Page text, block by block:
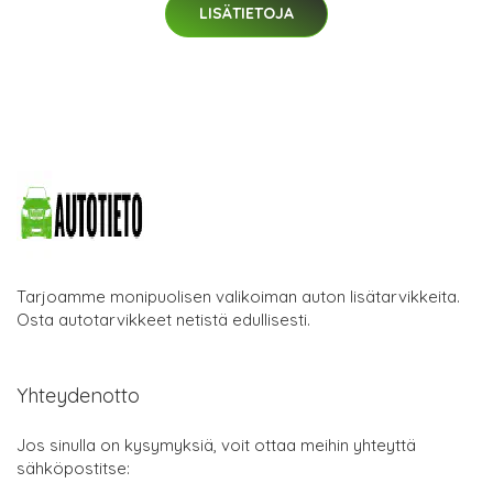
LISÄTIETOJA
Tarjoamme monipuolisen valikoiman auton lisätarvikkeita.
Osta autotarvikkeet netistä edullisesti.
Yhteydenotto
Jos sinulla on kysymyksiä, voit ottaa meihin yhteyttä
sähköpostitse: